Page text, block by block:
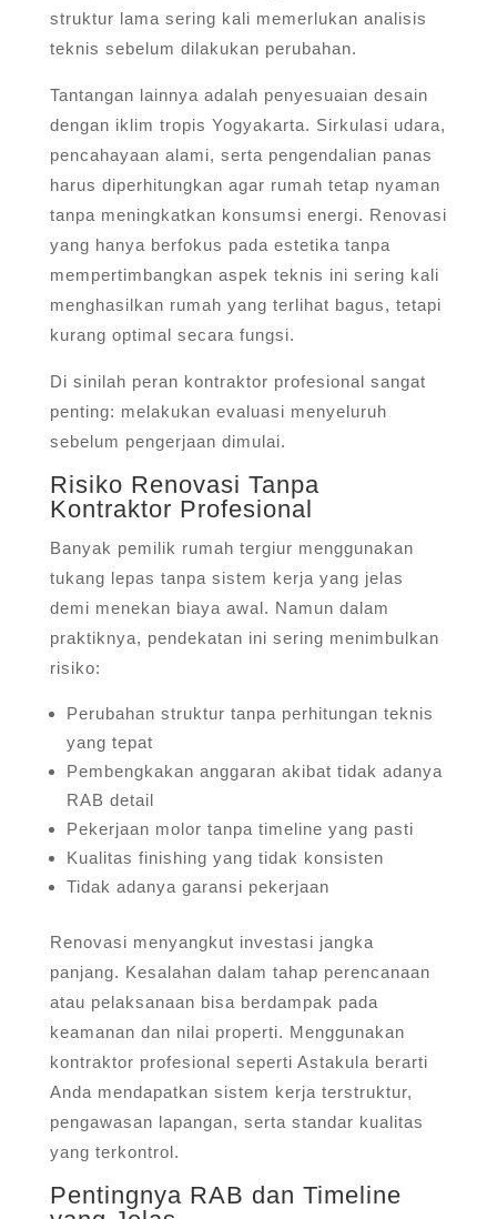
struktur lama sering kali memerlukan analisis
teknis sebelum dilakukan perubahan.
Tantangan lainnya adalah penyesuaian desain
dengan iklim tropis Yogyakarta. Sirkulasi udara,
pencahayaan alami, serta pengendalian panas
harus diperhitungkan agar rumah tetap nyaman
tanpa meningkatkan konsumsi energi. Renovasi
yang hanya berfokus pada estetika tanpa
mempertimbangkan aspek teknis ini sering kali
menghasilkan rumah yang terlihat bagus, tetapi
kurang optimal secara fungsi.
Di sinilah peran kontraktor profesional sangat
penting: melakukan evaluasi menyeluruh
sebelum pengerjaan dimulai.
Risiko Renovasi Tanpa
Kontraktor Profesional
Banyak pemilik rumah tergiur menggunakan
tukang lepas tanpa sistem kerja yang jelas
demi menekan biaya awal. Namun dalam
praktiknya, pendekatan ini sering menimbulkan
risiko:
Perubahan struktur tanpa perhitungan teknis
yang tepat
Pembengkakan anggaran akibat tidak adanya
RAB detail
Pekerjaan molor tanpa timeline yang pasti
Kualitas finishing yang tidak konsisten
Tidak adanya garansi pekerjaan
Renovasi menyangkut investasi jangka
panjang. Kesalahan dalam tahap perencanaan
atau pelaksanaan bisa berdampak pada
keamanan dan nilai properti. Menggunakan
kontraktor profesional seperti Astakula berarti
Anda mendapatkan sistem kerja terstruktur,
pengawasan lapangan, serta standar kualitas
yang terkontrol.
Pentingnya RAB dan Timeline